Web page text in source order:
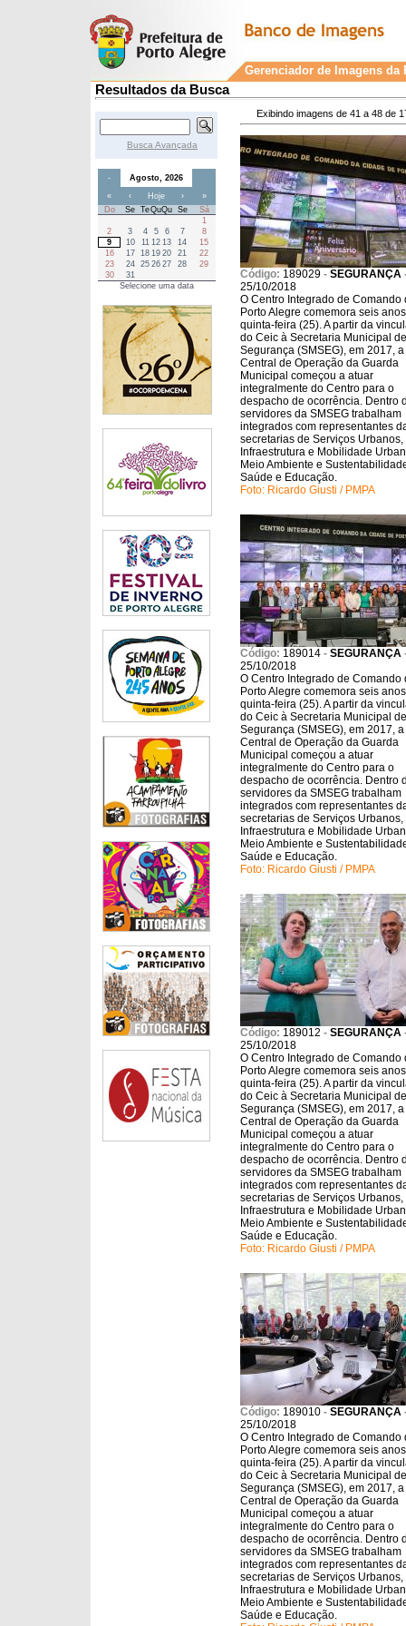
Gerenciador de Imagens da
Resultados da Busca
Exibindo imagens de 41 a 48 de
Código: 189029 - SEGURANÇA
25/10/2018
O Centro Integrado de Comando
Porto Alegre comemora seis
quinta-feira (25). A partir da
do Ceic à Secretaria Municipal de
Segurança (SMSEG), em 2017, a
Central de Operação da Guarda
Municipal começou a atuar
integralmente do Centro para o
despacho de ocorrência. Dentro
servidores da SMSEG trabalham
integrados com representantes
secretarias de Serviços Urbanos,
Infraestrutura e Mobilidade
Meio Ambiente e
Saúde e Educação.
Foto: Ricardo Giusti / PMPA
Código: 189014 - SEGURANÇA
25/10/2018
O Centro Integrado de Comando
Porto Alegre comemora seis
quinta-feira (25). A partir da
do Ceic à Secretaria Municipal de
Segurança (SMSEG), em 2017, a
Central de Operação da Guarda
Municipal começou a atuar
integralmente do Centro para o
despacho de ocorrência. Dentro
servidores da SMSEG trabalham
integrados com representantes
secretarias de Serviços Urbanos,
Infraestrutura e Mobilidade
Meio Ambiente e
Saúde e Educação.
Foto: Ricardo Giusti / PMPA
Código: 189012 - SEGURANÇA
25/10/2018
O Centro Integrado de Comando
Porto Alegre comemora seis
quinta-feira (25). A partir da
do Ceic à Secretaria Municipal de
Segurança (SMSEG), em 2017, a
Central de Operação da Guarda
Municipal começou a atuar
integralmente do Centro para o
despacho de ocorrência. Dentro
servidores da SMSEG trabalham
integrados com representantes
secretarias de Serviços Urbanos,
Infraestrutura e Mobilidade
Meio Ambiente e
Saúde e Educação.
Foto: Ricardo Giusti / PMPA
Código: 189010 - SEGURANÇA
25/10/2018
O Centro Integrado de Comando
Porto Alegre comemora seis
quinta-feira (25). A partir da
do Ceic à Secretaria Municipal de
Segurança (SMSEG), em 2017, a
Central de Operação da Guarda
Municipal começou a atuar
integralmente do Centro para o
despacho de ocorrência. Dentro
servidores da SMSEG trabalham
integrados com representantes
secretarias de Serviços Urbanos,
Infraestrutura e Mobilidade
Meio Ambiente e
Saúde e Educação.
Busca Avançada
-
Agosto, 2026
«
‹ Hoje ›
»
Do
Se TeQuQu Se
Sá
1
2
3 4 5 6 7
8
9
10 11 12 13 14
15
16
17 18 19 20 21
22
23
24 25 26 27 28
29
30
31
Selecione uma data